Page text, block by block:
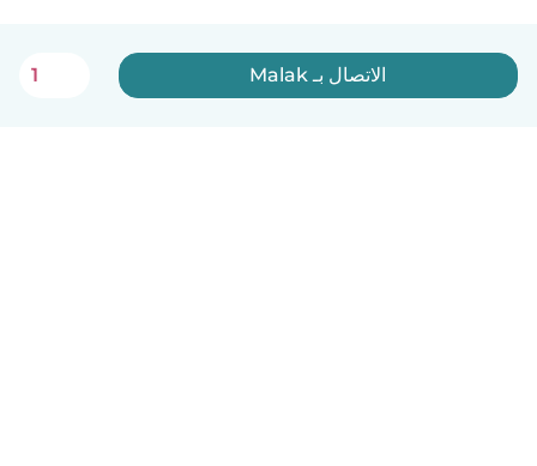
الاتصال بـ Malak 1